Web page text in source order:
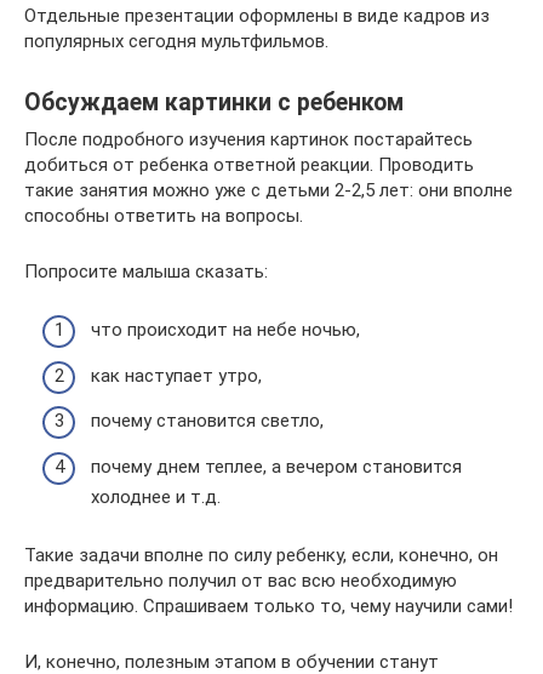
Отдельные презентации оформлены в виде кадров из
популярных сегодня мультфильмов.
Обсуждаем картинки с ребенком
После подробного изучения картинок постарайтесь
добиться от ребенка ответной реакции. Проводить
такие занятия можно уже с детьми 2-2,5 лет: они вполне
способны ответить на вопросы.
Попросите малыша сказать:
что происходит на небе ночью,
как наступает утро,
почему становится светло,
почему днем теплее, а вечером становится
холоднее и т.д.
Такие задачи вполне по силу ребенку, если, конечно, он
предварительно получил от вас всю необходимую
информацию. Спрашиваем только то, чему научили сами!
И, конечно, полезным этапом в обучении станут